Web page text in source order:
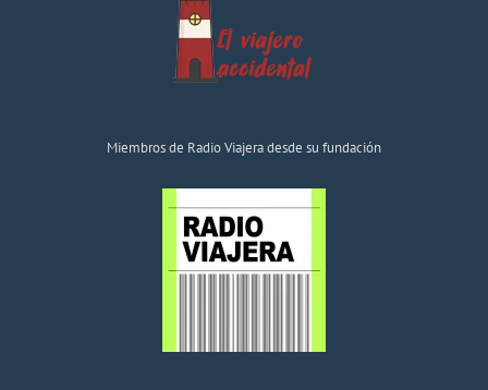
Miembros de Radio Viajera desde su fundación